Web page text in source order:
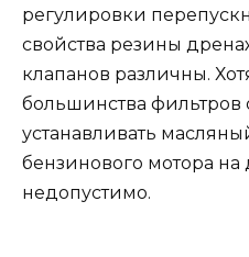
регулировки
свойства резины
клапанов различны.
большинства
устанавливать
бензинового мотора
недопустимо.